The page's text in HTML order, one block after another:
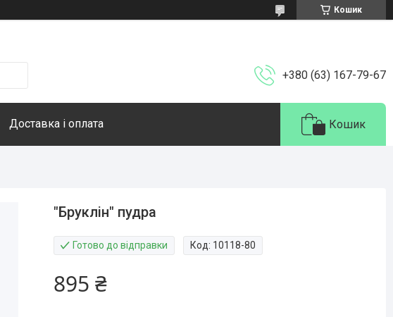
Кошик
+380 (63) 167-79-67
Доставка і оплата Кошик
"Бруклін" пудра
Готово до відправки Код: 10118-80
895 ₴